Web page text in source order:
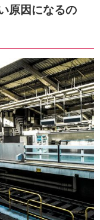
原因になるの